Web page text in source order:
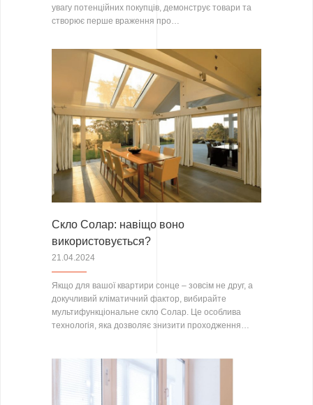
увагу потенційних покупців, демонструє товари та
створює перше враження про…
Скло Солар: навіщо воно
використовується?
21.04.2024
Якщо для вашої квартири сонце – зовсім не друг, а
докучливий кліматичний фактор, вибирайте
мультифункціональне скло Солар. Це особлива
технологія, яка дозволяє знизити проходження…